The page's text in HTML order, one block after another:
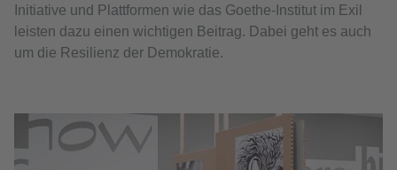
Initiative und Plattformen wie das Goethe-Institut im Exil
leisten dazu einen wichtigen Beitrag. Dabei geht es auch
um die Resilienz der Demokratie.